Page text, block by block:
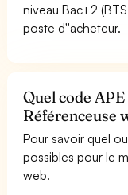
niveau Bac+2
poste d''acheteur.
Quel code
Référenceuse
Pour savoir quel
possibles pour le
web.